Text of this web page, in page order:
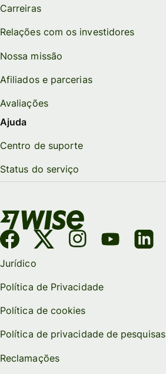
Carreiras
Relações com os investidores
Nossa missão
Afiliados e parcerias
Avaliações
Ajuda
Centro de suporte
Status do serviço
Jurídico
Política de Privacidade
Política de cookies
Política de privacidade de pesquisas
Reclamações